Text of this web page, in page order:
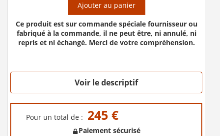
Ajouter au panier
Ce produit est sur commande spéciale fournisseur ou
fabriqué à la commande, il ne peut être, ni annulé, ni
repris et ni échangé. Merci de votre compréhension.
Voir le descriptif
Pour un total de : 245 €
Paiement sécurisé